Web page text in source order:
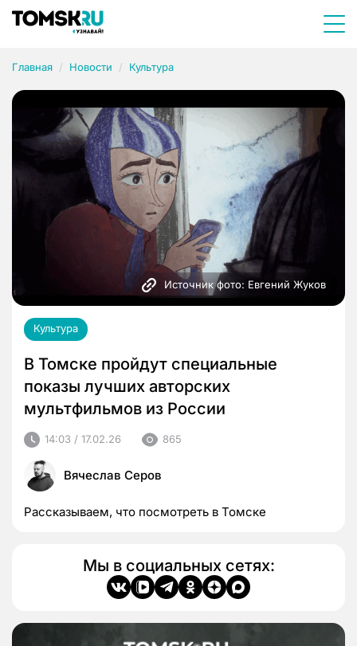
Главная Новости Культура
Источник фото: Евгений Жуков
Культура
В Томске пройдут специальные
показы лучших авторских
мультфильмов из России
14:03 / 17.02.26 865
Вячеслав Серов
Рассказываем, что посмотреть в Томске
Мы в социальных сетях: